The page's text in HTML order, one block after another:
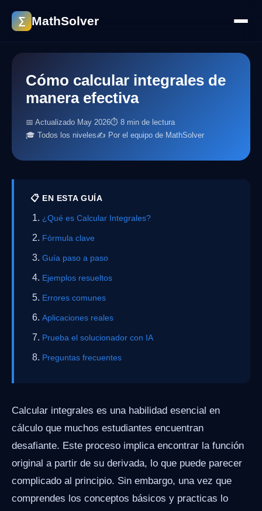
∑ MathSolver
Cómo calcular integrales de
manera efectiva
📅 Actualizado May 2026⏱ 8 min de lectura
🎓 Todos los niveles✍️ Por el equipo de MathSolver
📋 EN ESTA GUÍA
¿Qué es Calcular Integrales?
Fórmula clave
Guía paso a paso
Ejemplos resueltos
Errores comunes
Aplicaciones reales
Prueba el solucionador con IA
Preguntas frecuentes
Calcular integrales es una habilidad esencial en
cálculo que muchos estudiantes encuentran
desafiante. Este proceso implica encontrar la función
original a partir de su derivada, lo que puede parecer
complicado al principio. Sin embargo, una vez que
comprendes los conceptos básicos y practicas lo